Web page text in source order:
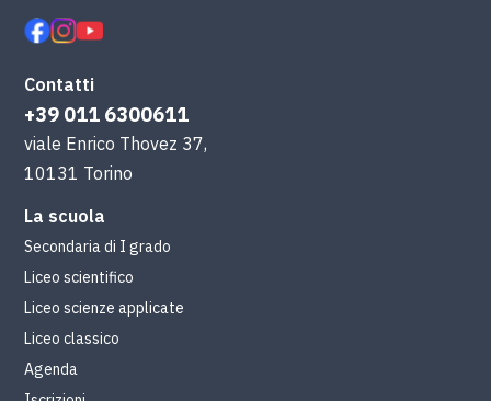
Contatti
+39 011 6300611
viale Enrico Thovez 37,
10131 Torino
La scuola
Secondaria di I grado
Liceo scientifico
Liceo scienze applicate
Liceo classico
Agenda